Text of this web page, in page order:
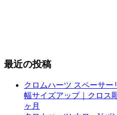
最近の投稿
クロムハーツ スペーサ
幅サイズアップ｜クロス
ヶ月